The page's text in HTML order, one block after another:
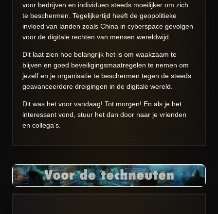
voor bedrijven en individuen steeds moeilijker om zich
te beschermen. Tegelijkertijd heeft de geopolitieke
invloed van landen zoals China in cyberspace gevolgen
voor de digitale rechten van mensen wereldwijd.
Dit laat zien hoe belangrijk het is om waakzaam te
blijven en goed beveiligingsmaatregelen te nemen om
jezelf en je organisatie te beschermen tegen de steeds
geavanceerdere dreigingen in de digitale wereld.
Dit was het voor vandaag! Tot morgen! En als je het
interessant vond, stuur het dan door naar je vrienden
en collega’s.